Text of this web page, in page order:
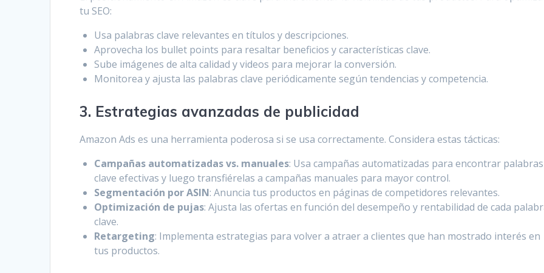
tu SEO:
Usa palabras clave relevantes en títulos y descripciones.
Aprovecha los bullet points para resaltar beneficios y características clave.
Sube imágenes de alta calidad y videos para mejorar la conversión.
Monitorea y ajusta las palabras clave periódicamente según tendencias y competencia.
3. Estrategias avanzadas de publicidad
Amazon Ads es una herramienta poderosa si se usa correctamente. Considera estas tácticas:
Campañas automatizadas vs. manuales: Usa campañas automatizadas para encontrar palabras
clave efectivas y luego transfiérelas a campañas manuales para mayor control.
Segmentación por ASIN: Anuncia tus productos en páginas de competidores relevantes.
Optimización de pujas: Ajusta las ofertas en función del desempeño y rentabilidad de cada
clave.
Retargeting: Implementa estrategias para volver a atraer a clientes que han mostrado interés en
tus productos.